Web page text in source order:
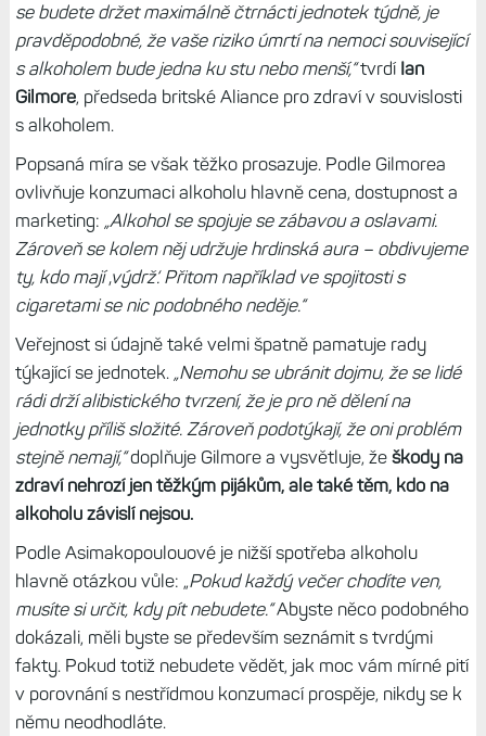
se budete držet maximálně čtrnácti jednotek týdně, je
pravděpodobné, že vaše riziko úmrtí na nemoci související
s alkoholem bude jedna ku stu nebo menší,“tvrdí Ian
Gilmore, předseda britské Aliance pro zdraví v souvislosti
s alkoholem.
Popsaná míra se však těžko prosazuje. Podle Gilmorea
ovlivňuje konzumaci alkoholu hlavně cena, dostupnost a
marketing: „Alkohol se spojuje se zábavou a oslavami.
Zároveň se kolem něj udržuje hrdinská aura – obdivujeme
ty, kdo mají ‚výdrž‘. Přitom například ve spojitosti s
cigaretami se nic podobného neděje.“
Veřejnost si údajně také velmi špatně pamatuje rady
týkající se jednotek. „Nemohu se ubránit dojmu, že se lidé
rádi drží alibistického tvrzení, že je pro ně dělení na
jednotky příliš složité. Zároveň podotýkají, že oni problém
stejně nemají,“doplňuje Gilmore a vysvětluje, že škody na
zdraví nehrozí jen těžkým pijákům, ale také těm, kdo na
alkoholu závislí nejsou.
Podle Asimakopoulouové je nižší spotřeba alkoholu
hlavně otázkou vůle: „Pokud každý večer chodíte ven,
musíte si určit, kdy pít nebudete.“Abyste něco podobného
dokázali, měli byste se především seznámit s tvrdými
fakty. Pokud totiž nebudete vědět, jak moc vám mírné pití
v porovnání s nestřídmou konzumací prospěje, nikdy se k
němu neodhodláte.